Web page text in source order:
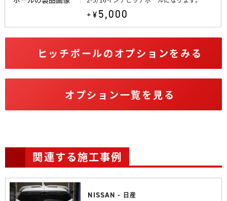
+¥5,000
ヒッチボールのオプションをみる
オプション一覧を見る
関連する施工事例
NISSAN - 日産